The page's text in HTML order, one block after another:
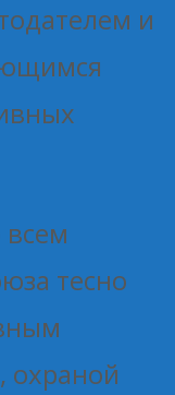
и
тесно
охраной